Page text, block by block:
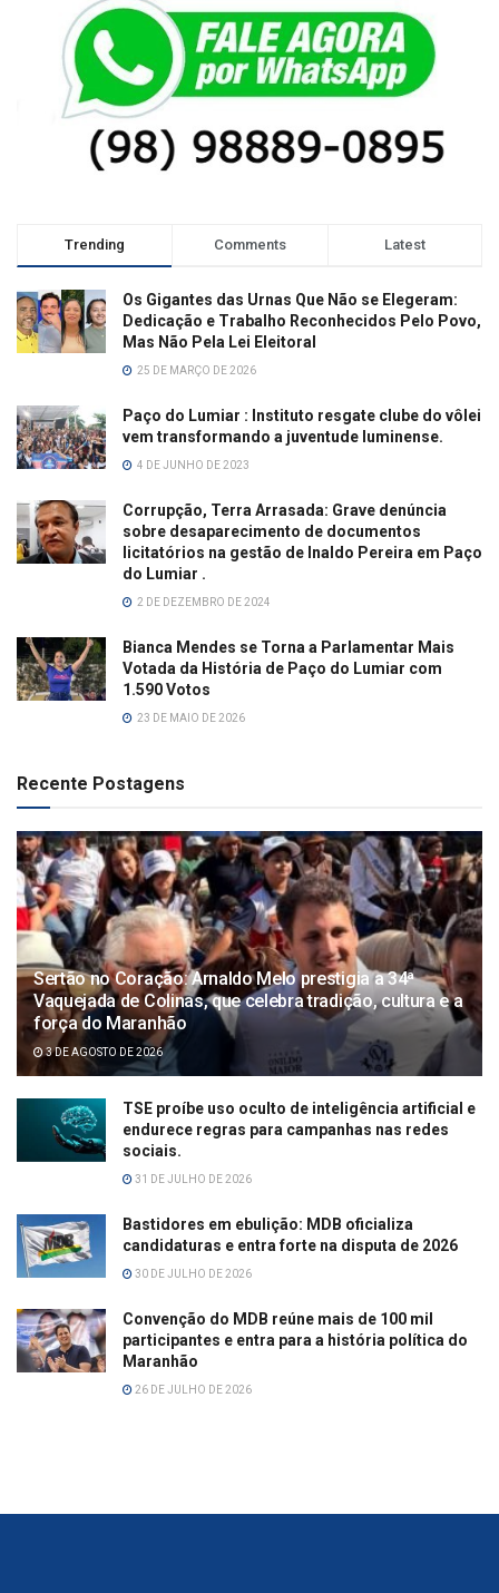
Trending Comments Latest
Os Gigantes das Urnas Que Não se Elegeram:
Dedicação e Trabalho Reconhecidos Pelo Povo,
Mas Não Pela Lei Eleitoral
25 DE MARÇO DE 2026
Paço do Lumiar : Instituto resgate clube do vôlei
vem transformando a juventude luminense.
4 DE JUNHO DE 2023
Corrupção, Terra Arrasada: Grave denúncia
sobre desaparecimento de documentos
licitatórios na gestão de Inaldo Pereira em Paço
do Lumiar .
2 DE DEZEMBRO DE 2024
Bianca Mendes se Torna a Parlamentar Mais
Votada da História de Paço do Lumiar com
1.590 Votos
23 DE MAIO DE 2026
Recente Postagens
Sertão no Coração: Arnaldo Melo prestigia a 34ª
Vaquejada de Colinas, que celebra tradição, cultura e a
força do Maranhão
3 DE AGOSTO DE 2026
TSE proíbe uso oculto de inteligência artificial e
endurece regras para campanhas nas redes
sociais.
31 DE JULHO DE 2026
Bastidores em ebulição: MDB oficializa
candidaturas e entra forte na disputa de 2026
30 DE JULHO DE 2026
Convenção do MDB reúne mais de 100 mil
participantes e entra para a história política do
Maranhão
26 DE JULHO DE 2026